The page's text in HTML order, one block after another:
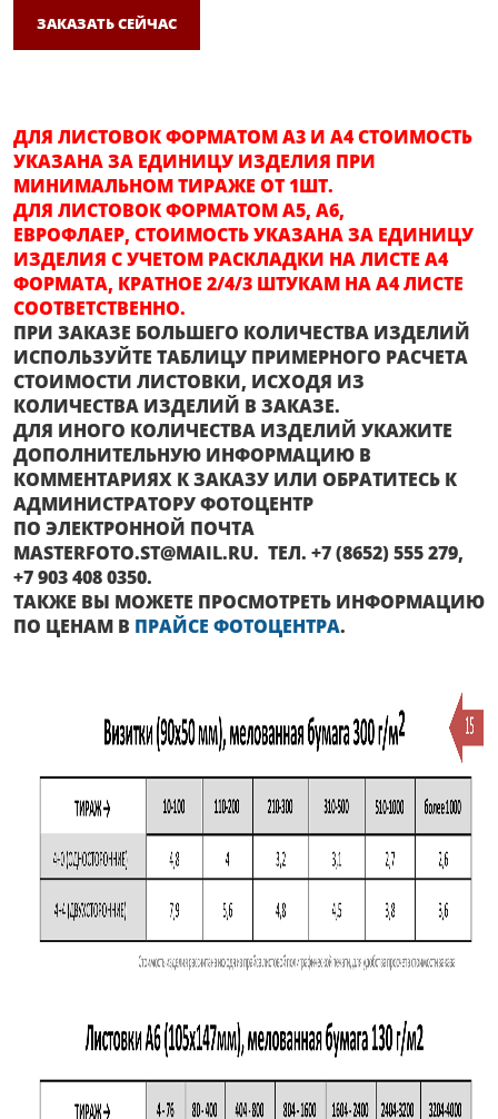
ЗАКАЗАТЬ СЕЙЧАС
ДЛЯ ЛИСТОВОК ФОРМАТОМ А3 И А4 СТОИМОСТЬ
УКАЗАНА ЗА ЕДИНИЦУ ИЗДЕЛИЯ ПРИ
МИНИМАЛЬНОМ ТИРАЖЕ ОТ 1ШТ.
ДЛЯ ЛИСТОВОК ФОРМАТОМ А5, А6,
ЕВРОФЛАЕР, СТОИМОСТЬ УКАЗАНА ЗА ЕДИНИЦУ
ИЗДЕЛИЯ С УЧЕТОМ РАСКЛАДКИ НА ЛИСТЕ А4
ФОРМАТА, КРАТНОЕ 2/4/3 ШТУКАМ НА А4 ЛИСТЕ
СООТВЕТСТВЕННО.
ПРИ ЗАКАЗЕ БОЛЬШЕГО КОЛИЧЕСТВА ИЗДЕЛИЙ
ИСПОЛЬЗУЙТЕ ТАБЛИЦУ ПРИМЕРНОГО РАСЧЕТА
СТОИМОСТИ ЛИСТОВКИ, ИСХОДЯ ИЗ
КОЛИЧЕСТВА ИЗДЕЛИЙ В ЗАКАЗЕ.
ДЛЯ ИНОГО КОЛИЧЕСТВА ИЗДЕЛИЙ УКАЖИТЕ
ДОПОЛНИТЕЛЬНУЮ ИНФОРМАЦИЮ В
КОММЕНТАРИЯХ К ЗАКАЗУ ИЛИ ОБРАТИТЕСЬ К
АДМИНИСТРАТОРУ ФОТОЦЕНТР
ПО ЭЛЕКТРОННОЙ ПОЧТА
MASTERFOTO.ST@MAIL.RU. ТЕЛ. +7 (8652) 555 279,
+7 903 408 0350.
ТАКЖЕ ВЫ МОЖЕТЕ ПРОСМОТРЕТЬ ИНФОРМАЦИЮ
ПО ЦЕНАМ В ПРАЙСЕ ФОТОЦЕНТРА.